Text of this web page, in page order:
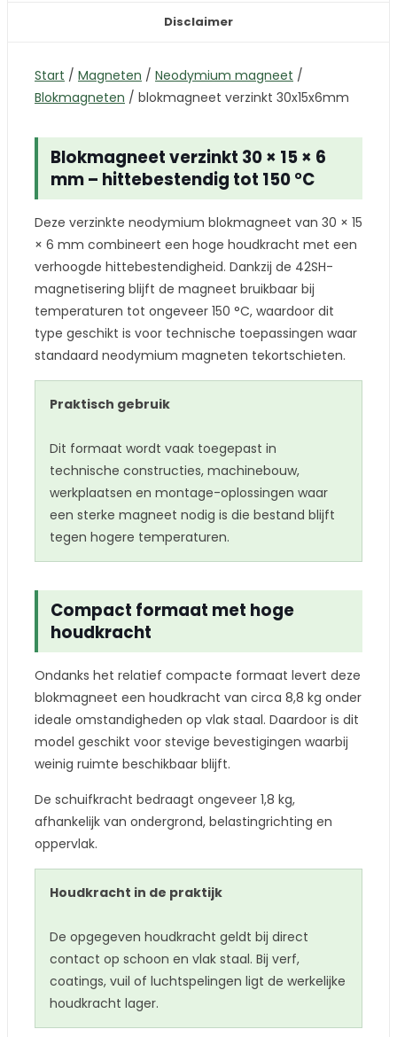
Disclaimer
Start / Magneten / Neodymium magneet /
Blokmagneten / blokmagneet verzinkt 30x15x6mm
Blokmagneet verzinkt 30 × 15 × 6
mm – hittebestendig tot 150 °C
Deze verzinkte neodymium blokmagneet van 30 × 15
× 6 mm combineert een hoge houdkracht met een
verhoogde hittebestendigheid. Dankzij de 42SH-
magnetisering blijft de magneet bruikbaar bij
temperaturen tot ongeveer 150 °C, waardoor dit
type geschikt is voor technische toepassingen waar
standaard neodymium magneten tekortschieten.
Praktisch gebruik
Dit formaat wordt vaak toegepast in
technische constructies, machinebouw,
werkplaatsen en montage-oplossingen waar
een sterke magneet nodig is die bestand blijft
tegen hogere temperaturen.
Compact formaat met hoge
houdkracht
Ondanks het relatief compacte formaat levert deze
blokmagneet een houdkracht van circa 8,8 kg onder
ideale omstandigheden op vlak staal. Daardoor is dit
model geschikt voor stevige bevestigingen waarbij
weinig ruimte beschikbaar blijft.
De schuifkracht bedraagt ongeveer 1,8 kg,
afhankelijk van ondergrond, belastingrichting en
oppervlak.
Houdkracht in de praktijk
De opgegeven houdkracht geldt bij direct
contact op schoon en vlak staal. Bij verf,
coatings, vuil of luchtspelingen ligt de werkelijke
houdkracht lager.